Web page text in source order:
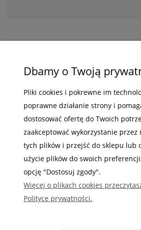
ZAKUPY
POMOC
MOJE KONTO
INFORMACJE
Gdzie nas możesz znaleźć
Dbamy o Twoją
Pliki cookies i pokrewne im
poprawne działanie strony i
dostosować ofertę do Twoich
zaakceptować wykorzystanie przez
tych plików i przejść do sklepu lub
użycie plików do swoich
opcję "Dostosuj zgody".
Więcej o plikach cookies
Polityce prywatności.